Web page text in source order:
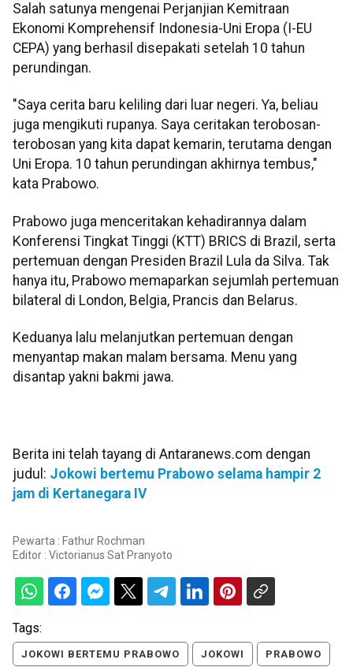
Salah satunya mengenai Perjanjian Kemitraan
Ekonomi Komprehensif Indonesia-Uni Eropa (I-EU
CEPA) yang berhasil disepakati setelah 10 tahun
perundingan.
"Saya cerita baru keliling dari luar negeri. Ya, beliau
juga mengikuti rupanya. Saya ceritakan terobosan-
terobosan yang kita dapat kemarin, terutama dengan
Uni Eropa. 10 tahun perundingan akhirnya tembus,"
kata Prabowo.
Prabowo juga menceritakan kehadirannya dalam
Konferensi Tingkat Tinggi (KTT) BRICS di Brazil, serta
pertemuan dengan Presiden Brazil Lula da Silva. Tak
hanya itu, Prabowo memaparkan sejumlah pertemuan
bilateral di London, Belgia, Prancis dan Belarus.
Keduanya lalu melanjutkan pertemuan dengan
menyantap makan malam bersama. Menu yang
disantap yakni bakmi jawa.
Berita ini telah tayang di Antaranews.com dengan
judul: Jokowi bertemu Prabowo selama hampir 2
jam di Kertanegara IV
Pewarta : Fathur Rochman
Editor : Victorianus Sat Pranyoto
Tags:
JOKOWI BERTEMU PRABOWO JOKOWI PRABOWO